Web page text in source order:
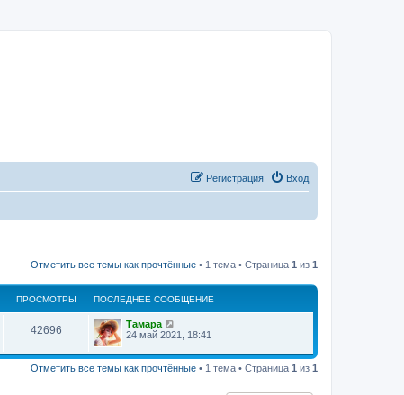
Вход
Регистрация
Отметить все темы как прочтённые • 1 тема • Страница 1 из 1
ПРОСМОТРЫ ПОСЛЕДНЕЕ СООБЩЕНИЕ
42696
Тамара
24 май 2021, 18:41
Отметить все темы как прочтённые • 1 тема • Страница 1 из 1